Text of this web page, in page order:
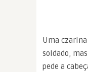
Uma
soldado,
pede a